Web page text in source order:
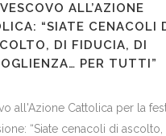
VESCOVO ALL’AZIONE
“SIATE CENACOLI
DI FIDUCIA, DI
PER TUTTI”
all'Azione Cattolica per la
“Siate cenacoli di ascolto,